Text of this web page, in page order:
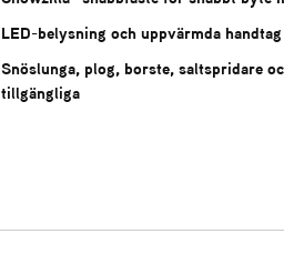
LED-belysning och uppvärmda
Snöslunga, plog, borste, saltspridare
tillgängliga